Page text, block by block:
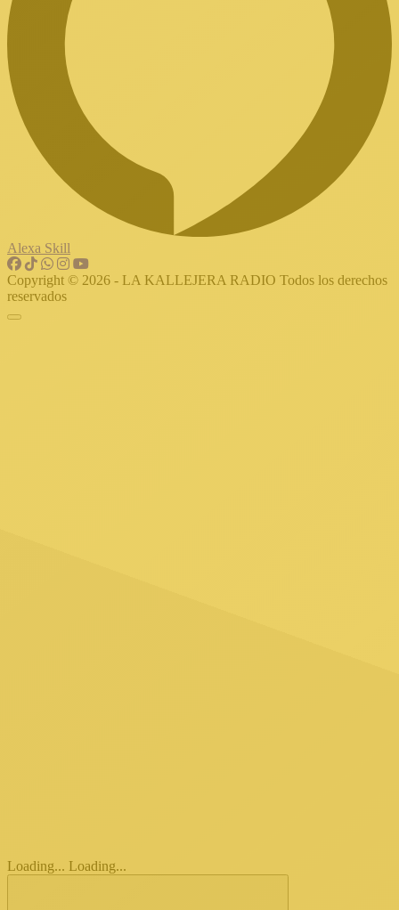
Alexa Skill
Copyright © 2026 - LA KALLEJERA RADIO Todos los derechos
reservados
Loading... Loading...